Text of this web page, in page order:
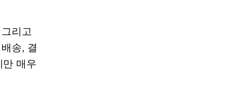
리고
송, 결
만 매우